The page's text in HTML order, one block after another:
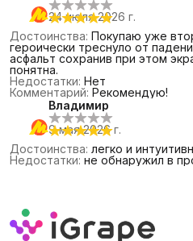
24 июля 2026 г.
Достоинства: Покупаю уже
героически треснуло от
асфальт сохранив при этом
понятна.
Недостатки: Нет
Комментарий: Рекомендую!
Владимир
9 мая 2026 г.
Достоинства: легко и
Недостатки: не обнаружил в